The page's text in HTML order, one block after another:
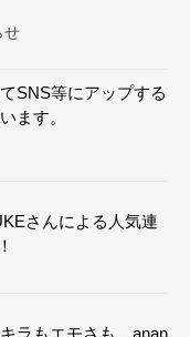
せ
SNS等にアップする
ます。
さんによる人気連